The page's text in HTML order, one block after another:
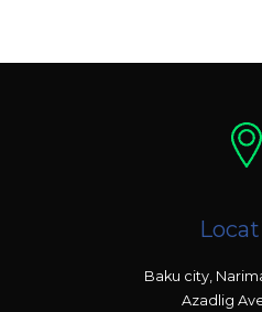
Baku city,
Azadlig